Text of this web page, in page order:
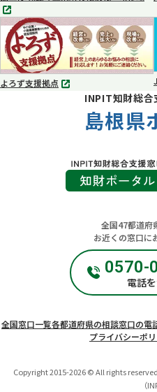
別
タ
ブ
で
よろず支援拠点
別
INPIT知財総合
島根県
全国47都道府
お近くの窓口に
0570-
電話
全国窓口一覧各都道府県の相談窓口の電
プライバシーポ
Copyright 2015-2026 © All rights
（